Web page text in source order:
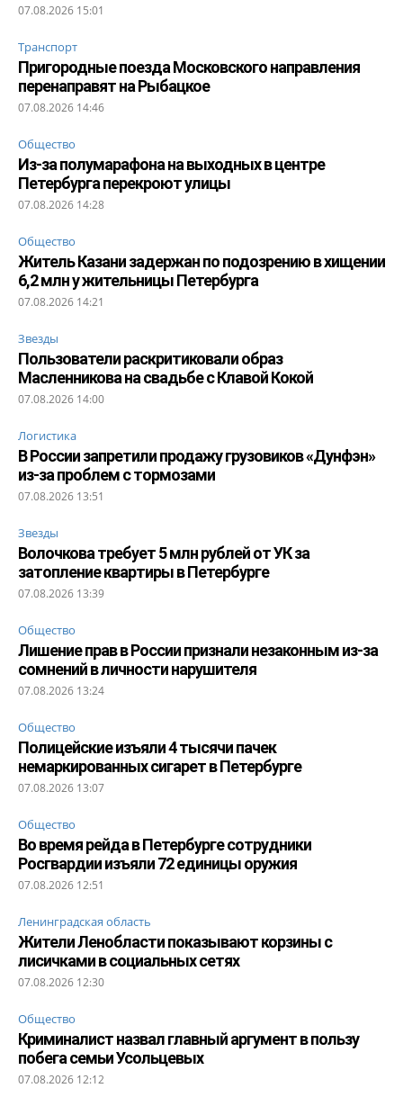
07.08.2026 15:01
Транспорт
Пригородные поезда Московского направления
перенаправят на Рыбацкое
07.08.2026 14:46
Общество
Из-за полумарафона на выходных в центре
Петербурга перекроют улицы
07.08.2026 14:28
Общество
Житель Казани задержан по подозрению в хищении
6,2 млн у жительницы Петербурга
07.08.2026 14:21
Звезды
Пользователи раскритиковали образ
Масленникова на свадьбе с Клавой Кокой
07.08.2026 14:00
Логистика
В России запретили продажу грузовиков «Дунфэн»
из-за проблем с тормозами
07.08.2026 13:51
Звезды
Волочкова требует 5 млн рублей от УК за
затопление квартиры в Петербурге
07.08.2026 13:39
Общество
Лишение прав в России признали незаконным из-за
сомнений в личности нарушителя
07.08.2026 13:24
Общество
Полицейские изъяли 4 тысячи пачек
немаркированных сигарет в Петербурге
07.08.2026 13:07
Общество
Во время рейда в Петербурге сотрудники
Росгвардии изъяли 72 единицы оружия
07.08.2026 12:51
Ленинградская область
Жители Ленобласти показывают корзины с
лисичками в социальных сетях
07.08.2026 12:30
Общество
Криминалист назвал главный аргумент в пользу
побега семьи Усольцевых
07.08.2026 12:12